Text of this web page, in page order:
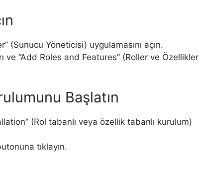
(Sunucu Yöneticisi) uygulamasını açın.
ve “Add Roles and Features” (Roller ve Özellikler
Başlatın
(Rol tabanlı veya özellik tabanlı kurulum)
tıklayın.